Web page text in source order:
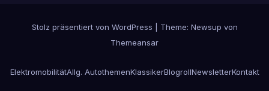
Stolz präsentiert von WordPress
Theme: Newsup von
Themeansar
ElektromobilitätAllg. AutothemenKlassikerBlogrollNewsletterKontakt